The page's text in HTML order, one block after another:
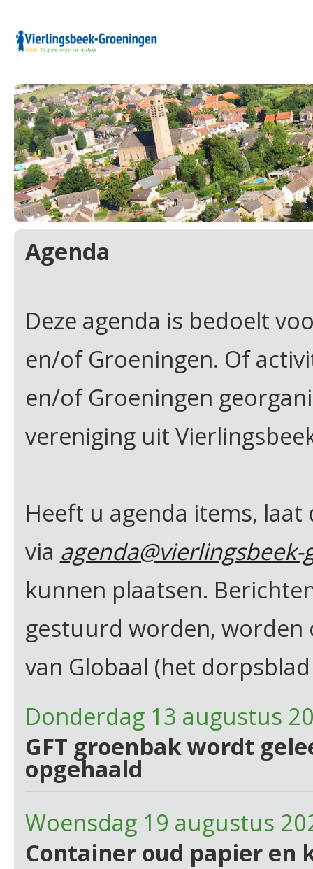
Agenda
Deze agenda is bedoelt
en/of Groeningen. Of
en/of Groeningen
vereniging uit
Heeft u agenda items,
via
kunnen plaatsen.
gestuurd worden, worden
van Globaal (het
Donderdag 13 augustus
GFT groenbak wordt
opgehaald
Woensdag 19 augustus
Container oud papier en